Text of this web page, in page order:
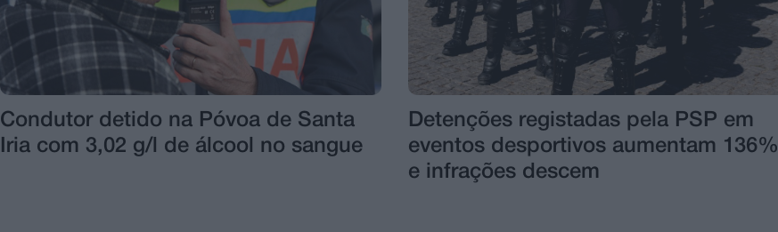
Condutor detido na Póvoa de Santa
Iria com 3,02 g/l de álcool no sangue
Detenções registadas pela PSP em
eventos desportivos aumentam 136%
e infrações descem